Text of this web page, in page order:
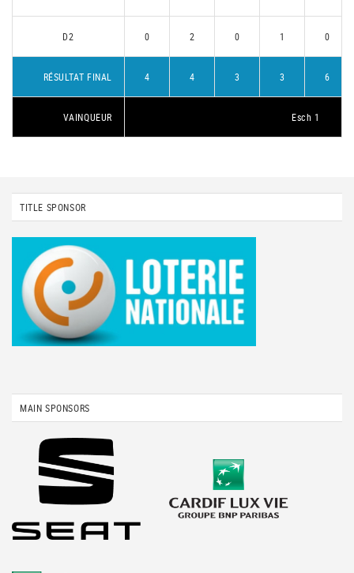
D2 0 2 0 1 0
RÉSULTAT FINAL 4 4 3 3 6
VAINQUEUR Esch 1
TITLE SPONSOR
MAIN SPONSORS